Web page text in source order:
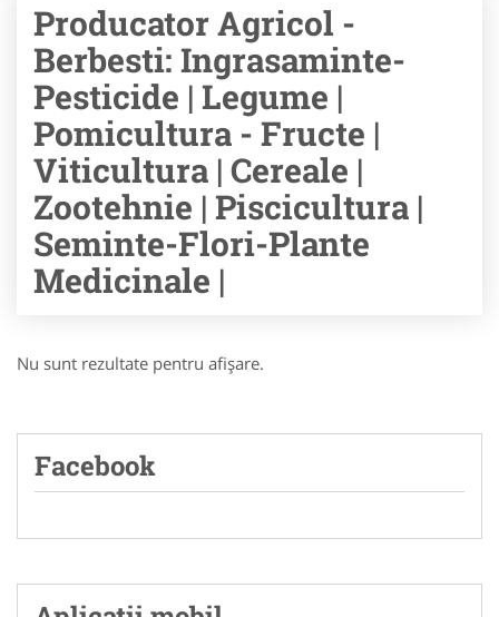
Producator Agricol -
Berbesti: Ingrasaminte-
Pesticide | Legume |
Pomicultura - Fructe |
Viticultura | Cereale |
Zootehnie | Piscicultura |
Seminte-Flori-Plante
Medicinale |
Nu sunt rezultate pentru afişare.
Facebook